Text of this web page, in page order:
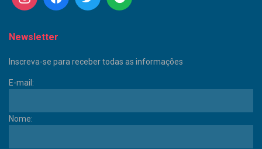
Newsletter
Inscreva-se para receber todas as informações
E-mail:
Nome: